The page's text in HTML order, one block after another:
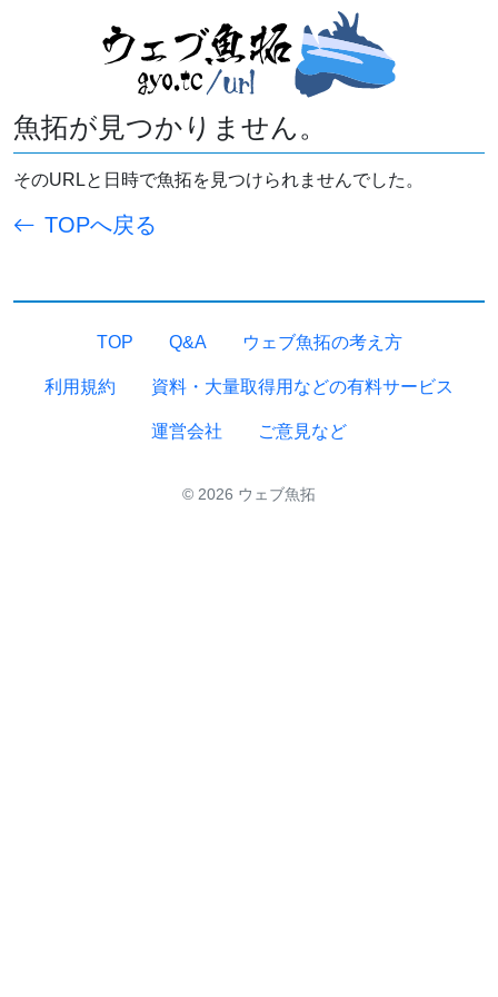
魚拓が見つかりません。
そのURLと日時で魚拓を見つけられませんでした。
TOPへ戻る
TOP Q&A ウェブ魚拓の考え方
利用規約 資料・大量取得用などの有料サービス
運営会社 ご意見など
© 2026 ウェブ魚拓